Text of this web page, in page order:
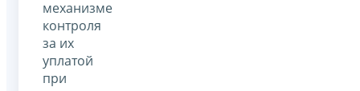
механизме
контроля
за их
уплатой
при